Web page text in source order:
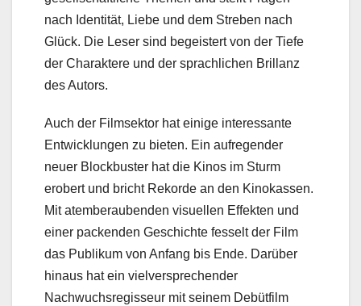
nach Identität, Liebe und dem Streben nach
Glück. Die Leser sind begeistert von der Tiefe
der Charaktere und der sprachlichen Brillanz
des Autors.
Auch der Filmsektor hat einige interessante
Entwicklungen zu bieten. Ein aufregender
neuer Blockbuster hat die Kinos im Sturm
erobert und bricht Rekorde an den Kinokassen.
Mit atemberaubenden visuellen Effekten und
einer packenden Geschichte fesselt der Film
das Publikum von Anfang bis Ende. Darüber
hinaus hat ein vielversprechender
Nachwuchsregisseur mit seinem Debütfilm